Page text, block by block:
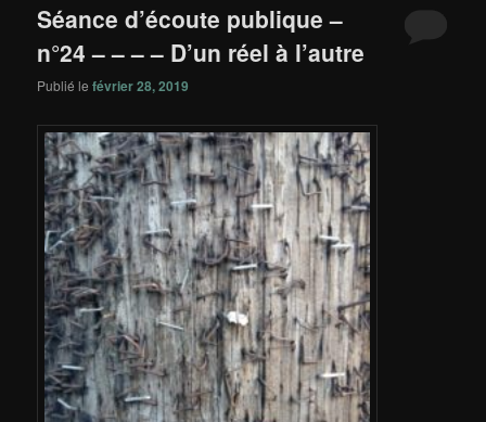
Séance d’écoute publique –
n°24 – – – – D’un réel à l’autre
Publié lefévrier 28, 2019